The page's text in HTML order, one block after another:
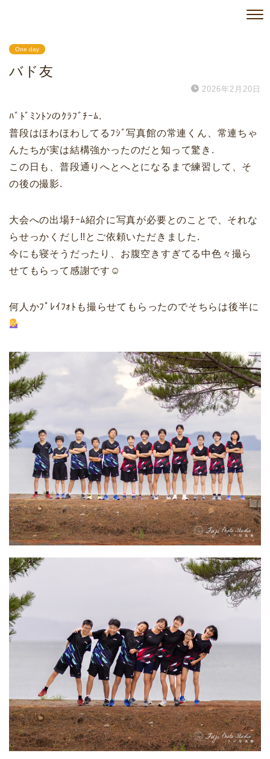
One day
バド友
2026年2月20日
ﾊﾞﾄﾞﾐﾝﾄﾝのｸﾗﾌﾞﾁｰﾑ.
普段はほわほわしてるﾌｼﾞ写真館の常連くん、常連ちゃ
んたちが実は結構強かったのだと知って驚き.
この日も、普段通りへとへとになるまで練習して、そ
の後の撮影.
大会への出場ﾁｰﾑ紹介に写真が必要とのことで、それな
らせっかくだし!!とご依頼いただきました.
今にも寝そうだったり、お腹空きすぎてる中色々撮ら
せてもらって感謝です☺︎
何人かﾌﾟﾚｲﾌｫﾄも撮らせてもらったのでそちらは後半に